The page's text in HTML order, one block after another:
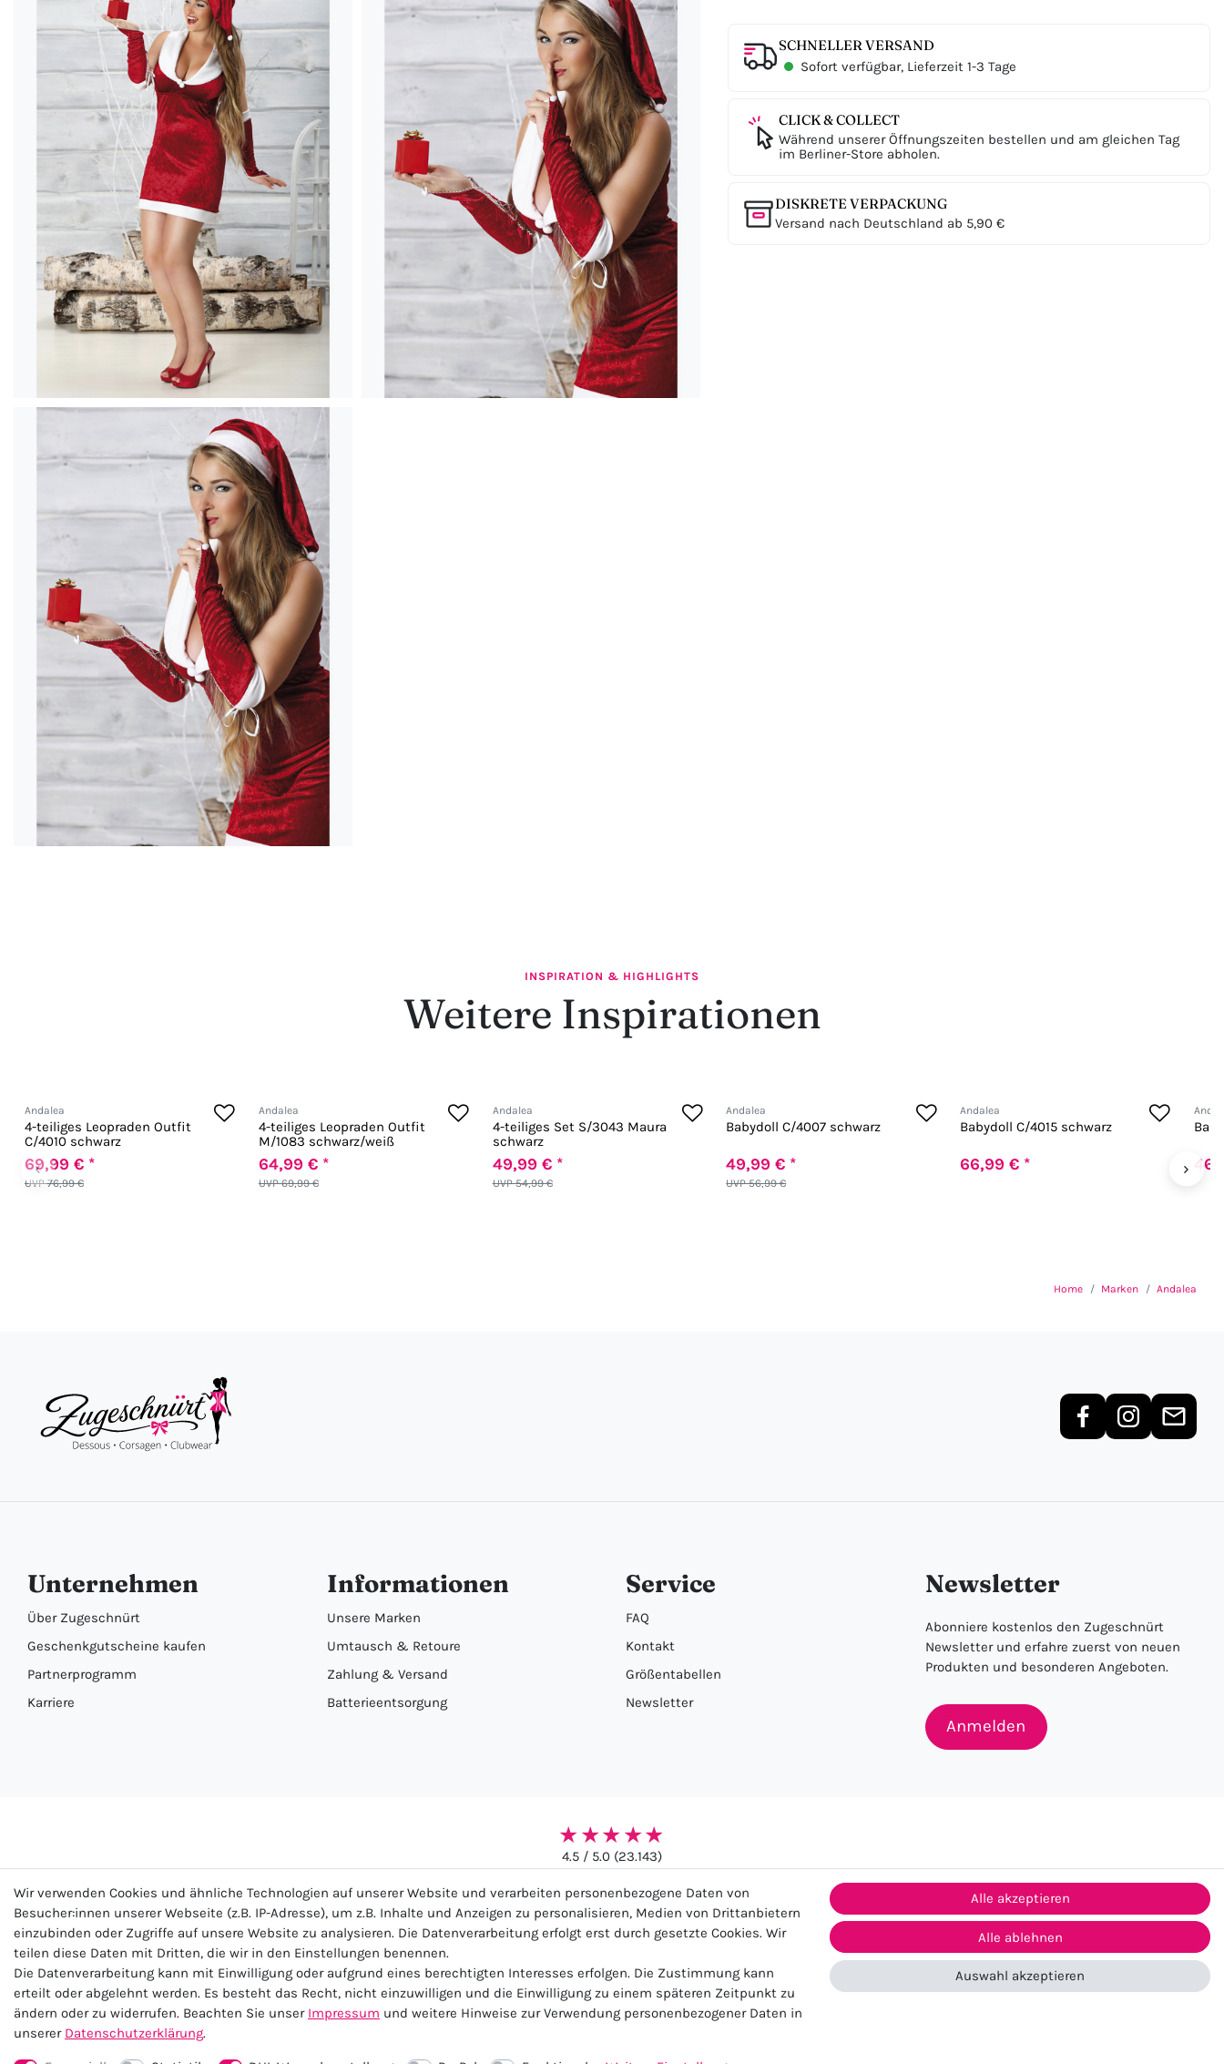
SCHNELLER VERSAND
Sofort verfügbar, Lieferzeit 1-3 Tage
CLICK & COLLECT
Während unserer Öffnungszeiten bestellen und am gleichen Tag
im Berliner-Store abholen.
DISKRETE VERPACKUNG
Versand nach Deutschland ab 5,90 €
INSPIRATION & HIGHLIGHTS
Weitere Inspirationen
‹
Andalea
4-teiliges Leopraden Outfit
C/4010 schwarz
UVP 76,99 €
69,99 € *
Andalea
4-teiliges Leopraden Outfit
M/1083 schwarz/weiß
UVP 69,99 €
64,99 € *
Andalea
4-teiliges Set S/3043 Maura
schwarz
UVP 54,99 €
49,99 € *
Andalea
Babydoll C/4007 schwarz
UVP 56,99 €
49,99 € *
Andalea
Babydoll C/4015 schwarz
66,99 € * ›
Home Marken Andalea
Unternehmen
Über Zugeschnürt
Geschenkgutscheine kaufen
Partnerprogramm
Karriere
Informationen
Unsere Marken
Umtausch & Retoure
Zahlung & Versand
Batterieentsorgung
Service
FAQ
Kontakt
Größentabellen
Newsletter
Newsletter
Abonniere kostenlos den Zugeschnürt
Newsletter und erfahre zuerst von neuen
Produkten und besonderen Angeboten.
Anmelden
★★★★★
4.5 / 5.0 (23.143)
Impressum Daten­schutz­erklärung AGB Widerrufs­recht Kontakt
Vertrag widerrufen
Wir verwenden Cookies und ähnliche Technologien auf unserer Website und verarbeiten personenbezogene Daten von
Besucher:innen unserer Webseite (z.B. IP-Adresse), um z.B. Inhalte und Anzeigen zu personalisieren, Medien von Drittanbietern
einzubinden oder Zugriffe auf unsere Website zu analysieren. Die Datenverarbeitung erfolgt erst durch gesetzte Cookies. Wir
teilen diese Daten mit Dritten, die wir in den Einstellungen benennen.
Die Datenverarbeitung kann mit Einwilligung oder aufgrund eines berechtigten Interesses erfolgen. Die Zustimmung kann
erteilt oder abgelehnt werden. Es besteht das Recht, nicht einzuwilligen und die Einwilligung zu einem späteren Zeitpunkt zu
ändern oder zu widerrufen. Beachten Sie unser Impressum und weitere Hinweise zur Verwendung personenbezogener Daten in
unserer Daten­schutz­erklärung.
Alle akzeptieren
Alle ablehnen
Auswahl akzeptieren